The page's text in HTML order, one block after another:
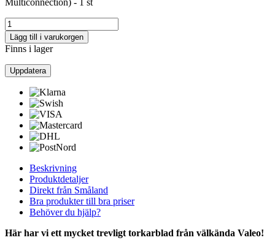
Multiconnection) - 1 st
Lägg till i varukorgen
Finns i lager
Beskrivning
Produktdetaljer
Direkt från Småland
Bra produkter till bra priser
Behöver du hjälp?
Här har vi ett mycket trevligt torkarblad från välkända Valeo!